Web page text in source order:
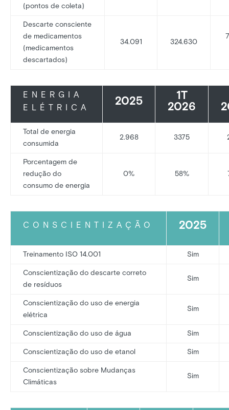
(pontos de coleta)
Descarte consciente
de medicamentos
(medicamentos
descartados)
34.091 324.630
ENERGIA
ELÉTRICA
2025 1T
2026
Total de energia
consumida
2.968 3375
Porcentagem de
redução do
consumo de energia
0% 58%
CONSCIENTIZAÇÃO 2025
Treinamento ISO 14.001
Sim
Conscientização do descarte correto
de resíduos
Sim
Conscientização do uso de energia
elétrica
Sim
Conscientização do uso de água
Sim
Conscientização do uso de etanol
Sim
Conscientização sobre Mudanças
Climáticas
Sim